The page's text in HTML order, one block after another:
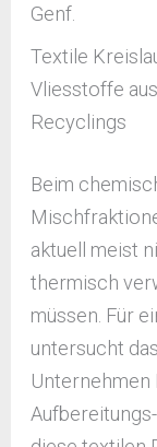
Genf.
Textile
Vliesstoffe
Recyclings
Beim
aktuell meist
thermisch
müssen. Für
untersucht
Unternehmen